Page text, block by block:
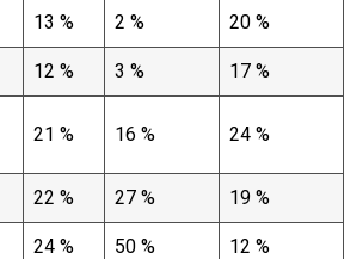
13 % 2 % 20 %
12 % 3 % 17 %
21 % 16 % 24 %
22 % 27 % 19 %
24 % 50 % 12 %